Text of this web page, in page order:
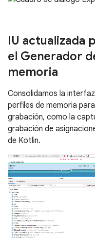
IU actualizada
el Generador
memoria
Consolidamos la
perfiles de memoria
grabación, como la
grabación de
de Kotlin.